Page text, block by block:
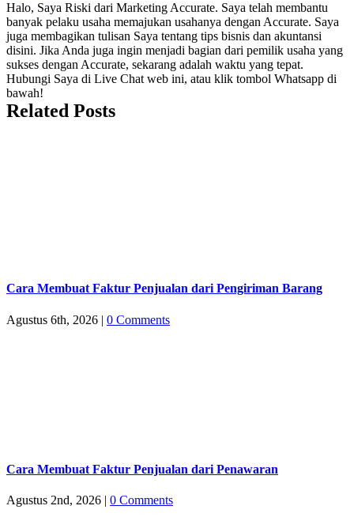
Halo, Saya Riski dari Marketing Accurate. Saya telah membantu
banyak pelaku usaha memajukan usahanya dengan Accurate. Saya
juga membagikan tulisan Saya tentang tips bisnis dan akuntansi
disini. Jika Anda juga ingin menjadi bagian dari pemilik usaha yang
sukses dengan Accurate, sekarang adalah waktu yang tepat.
Hubungi Saya di Live Chat web ini, atau klik tombol Whatsapp di
bawah!
Related Posts
Cara Membuat Faktur Penjualan dari Pengiriman Barang
Agustus 6th, 2026 | 0 Comments
Cara Membuat Faktur Penjualan dari Penawaran
Agustus 2nd, 2026 | 0 Comments